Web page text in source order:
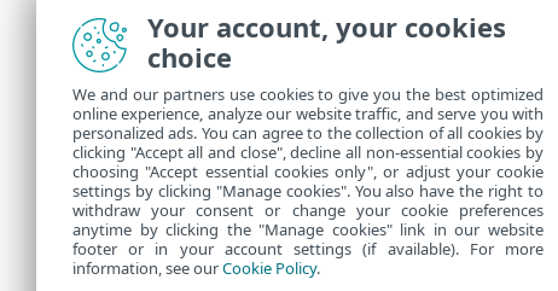
A következő
kattintson a
Megjelenik
elsődleges és
profillal. A
ütemezett
Your account, your cookies
choice
We and our partners use cookies to give you the best optimized
online experience, analyze our website traffic, and serve you with
personalized ads. You can agree to the collection of all cookies by
clicking "Accept all and close", decline all non-essential cookies by
choosing "Accept essential cookies only", or adjust your cookie
settings by clicking "Manage cookies". You also have the right to
withdraw your consent or change your cookie preferences
anytime by clicking the "Manage cookies" link in our website
footer or in your account settings (if available). For more
information, see ourCookie Policy.